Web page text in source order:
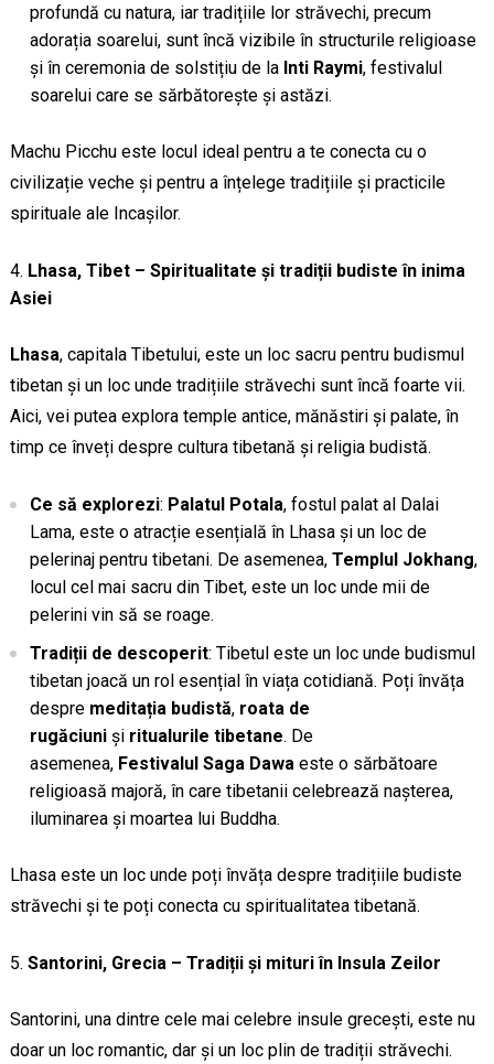
profundă cu natura, iar tradițiile lor străvechi, precum
adorația soarelui, sunt încă vizibile în structurile religioase
și în ceremonia de solstițiu de la Inti Raymi, festivalul
soarelui care se sărbătorește și astăzi.
Machu Picchu este locul ideal pentru a te conecta cu o
civilizație veche și pentru a înțelege tradițiile și practicile
spirituale ale Incașilor.
Lhasa, Tibet – Spiritualitate și tradiții budiste în inima
Asiei
Lhasa, capitala Tibetului, este un loc sacru pentru budismul
tibetan și un loc unde tradițiile străvechi sunt încă foarte vii.
Aici, vei putea explora temple antice, mănăstiri și palate, în
timp ce înveți despre cultura tibetană și religia budistă.
Ce să explorezi: Palatul Potala, fostul palat al Dalai
Lama, este o atracție esențială în Lhasa și un loc de
pelerinaj pentru tibetani. De asemenea, Templul Jokhang,
locul cel mai sacru din Tibet, este un loc unde mii de
pelerini vin să se roage.
Tradiții de descoperit: Tibetul este un loc unde budismul
tibetan joacă un rol esențial în viața cotidiană. Poți învăța
despre meditația budistă, roata de
rugăciuniși ritualurile tibetane. De
asemenea, Festivalul Saga Dawaeste o sărbătoare
religioasă majoră, în care tibetanii celebrează nașterea,
iluminarea și moartea lui Buddha.
Lhasa este un loc unde poți învăța despre tradițiile budiste
străvechi și te poți conecta cu spiritualitatea tibetană.
Santorini, Grecia – Tradiții și mituri în Insula Zeilor
Santorini, una dintre cele mai celebre insule grecești, este nu
doar un loc romantic, dar și un loc plin de tradiții străvechi.